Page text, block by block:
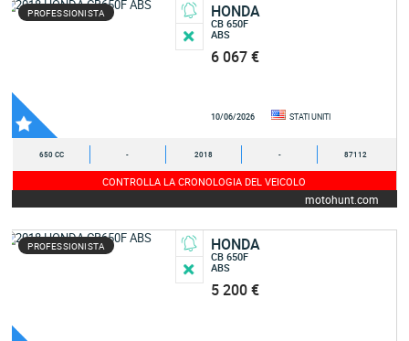
PROFESSIONISTA HONDA
CB 650F
ABS
6 067 €
10/06/2026 STATI UNITI
650 CC - 2018 - 87112
CONTROLLA LA CRONOLOGIA DEL VEICOLO
motohunt.com
PROFESSIONISTA HONDA
CB 650F
ABS
5 200 €